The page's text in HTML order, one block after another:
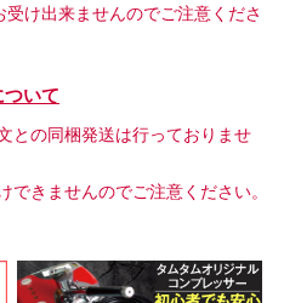
け出来ませんのでご注意くださ
いて
との同梱発送は行っておりませ
できませんのでご注意ください。